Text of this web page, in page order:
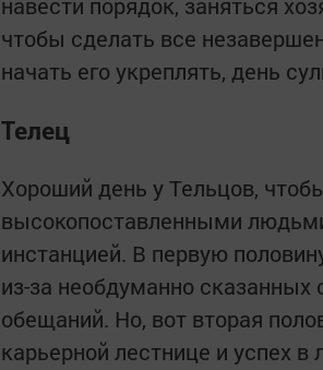
навести порядок, заняться
чтобы сделать все
начать его укреплять, день
Телец
Хороший день у Тельцов,
высокопоставленными
инстанцией. В первую
из-за необдуманно сказанных
обещаний. Но, вот вторая
карьерной лестнице и успех